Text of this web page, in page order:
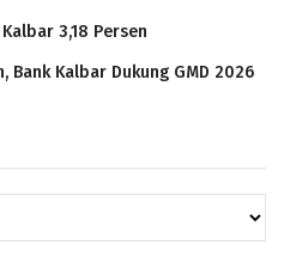
3,18 Persen
Kalbar Dukung GMD 2026